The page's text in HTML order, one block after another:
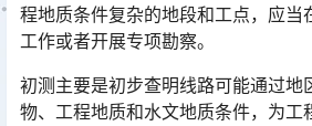
程地质条件复杂的地段和工点，应当
工作或者开展专项勘察。
初测主要是初步查明线路可能通过地
物、工程地质和水文地质条件，为工